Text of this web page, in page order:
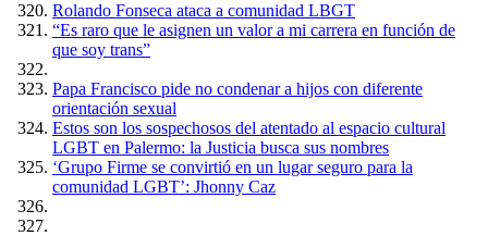
Rolando Fonseca ataca a comunidad LBGT
“Es raro que le asignen un valor a mi carrera en función de
que soy trans”
Papa Francisco pide no condenar a hijos con diferente
orientación sexual
Estos son los sospechosos del atentado al espacio cultural
LGBT en Palermo: la Justicia busca sus nombres
‘Grupo Firme se convirtió en un lugar seguro para la
comunidad LGBT’: Jhonny Caz